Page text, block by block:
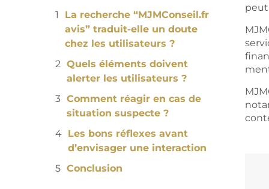
La recherche “MJMConseil.fr
avis” traduit-elle un doute
chez les utilisateurs ?
Quels éléments doivent
alerter les utilisateurs ?
Comment réagir en cas de
situation suspecte ?
Les bons réflexes avant
d’envisager une interaction
Conclusion
peut